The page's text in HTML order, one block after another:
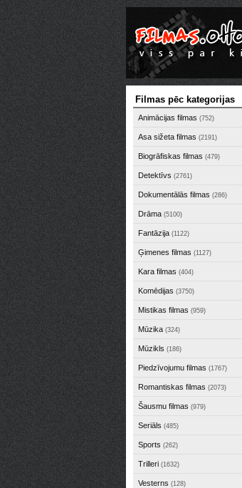
Filmas pēc kategorijas
Animācijas filmas (752)
Asa sižeta filmas (2191)
Biogrāfiskas filmas (479)
Detektīvs (2761)
Dokumentālās filmas (286)
Drāma (5100)
Fantāzija (1122)
Ģimenes filmas (1127)
Kara filmas (404)
Komēdijas (3750)
Mistikas filmas (959)
Mūzika (324)
Mūzikls (186)
Piedzīvojumu filmas (1767)
Romantiskas filmas (2073)
Šausmu filmas (979)
Seriāls (485)
Sports (262)
Trilleri (1632)
Vesterns (128)